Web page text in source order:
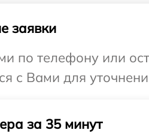
заявки
по телефону или
с Вами для
за 35 минут